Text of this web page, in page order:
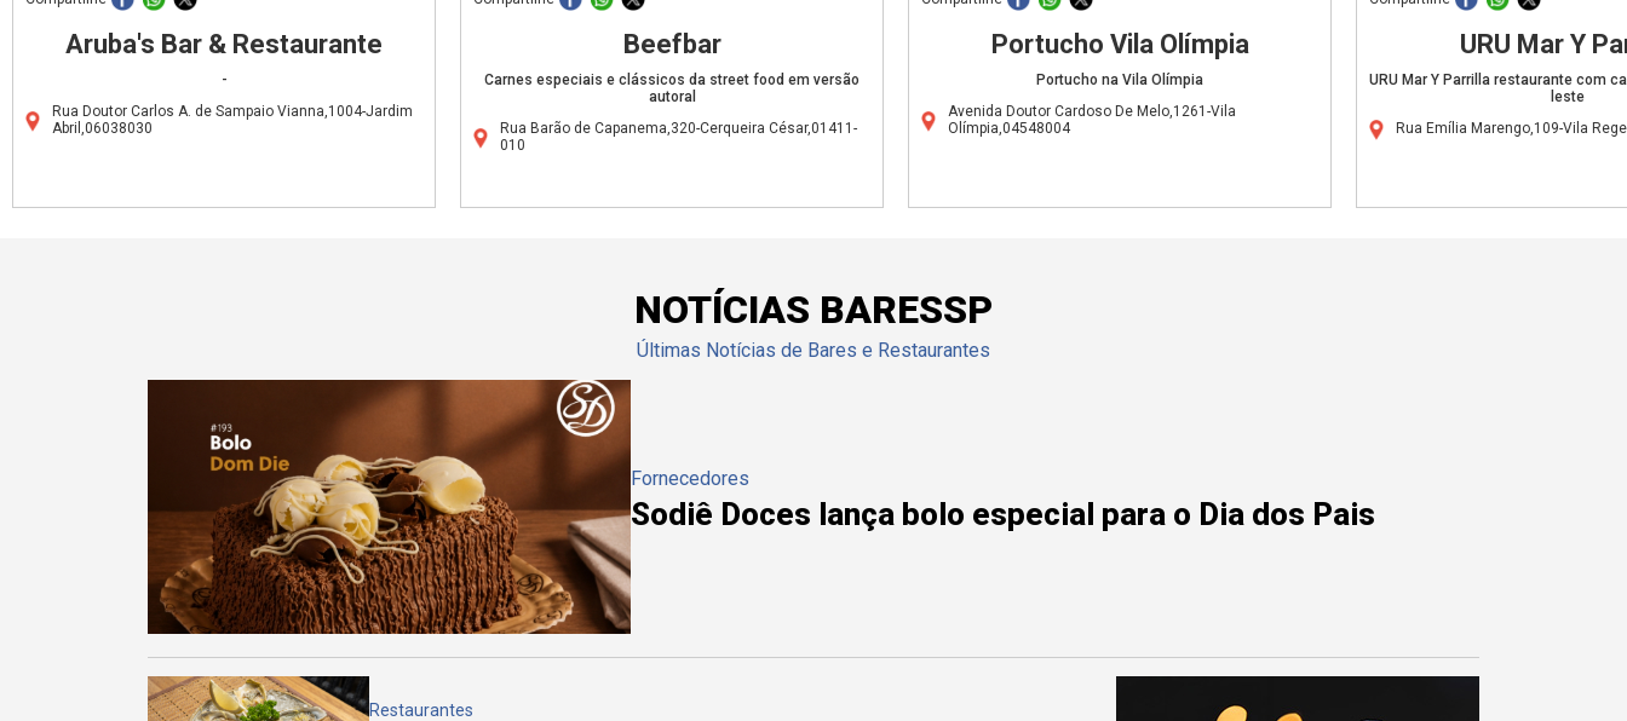
Aruba's Bar & Restaurante
-
Rua Doutor Carlos A. de Sampaio Vianna,1004-Jardim
Abril,06038030
Beefbar
Carnes especiais e clássicos da street food em versão
autoral
Rua Barão de Capanema,320-Cerqueira César,01411-
010
Portucho Vila Olímpia
Portucho na Vila Olímpia
Avenida Doutor Cardoso De Melo,1261-Vila
Olímpia,04548004
URU Mar Y
URU Mar Y Parrilla restaurante com
leste
Rua Emília Marengo,109-Vila
NOTÍCIAS BARESSP
Últimas Notícias de Bares e Restaurantes
Fornecedores
Sodiê Doces lança bolo especial para o Dia dos Pais
Restaurantes